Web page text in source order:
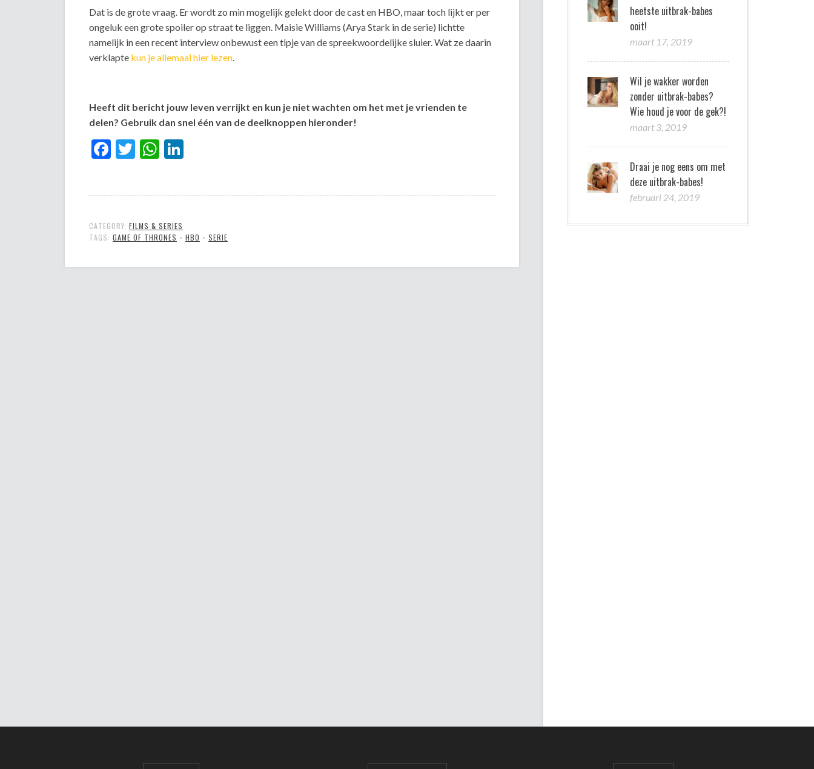
Dat is de grote vraag. Er wordt zo min mogelijk gelekt door de cast en HBO, maar toch lijkt er per
ongeluk een grote spoiler op straat te liggen. Maisie Williams (Arya Stark in de serie) lichtte
namelijk in een recent interview onbewust een tipje van de spreekwoordelijke sluier. Wat ze daarin
verklapte kun je allemaal hier lezen.
Heeft dit bericht jouw leven verrijkt en kun je niet wachten om het met je vrienden te
delen? Gebruik dan snel één van de deelknoppen hieronder!
Facebook
TwitterWhatsApp
CATEGORY: FILMS & SERIES
TAGS: GAME OF THRONES • HBO • SERIE
heetste uitbrak-babes
ooit!
maart 17, 2019
Wil je wakker worden
zonder uitbrak-babes?
Wie houd je voor de gek?!
maart 3, 2019
Draai je nog eens om met
deze uitbrak-babes!
februari 24, 2019